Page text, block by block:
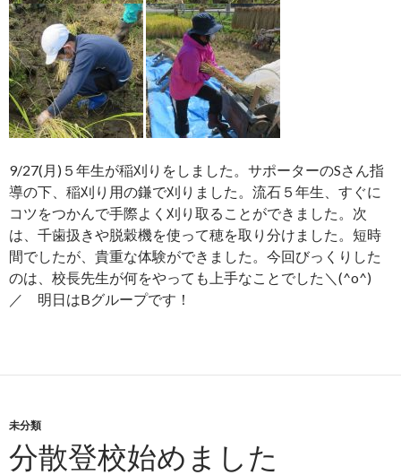
9/27(月)５年生が稲刈りをしました。サポーターのSさん指
導の下、稲刈り用の鎌で刈りました。流石５年生、すぐに
コツをつかんで手際よく刈り取ることができました。次
は、千歯扱きや脱穀機を使って穂を取り分けました。短時
間でしたが、貴重な体験ができました。今回びっくりした
のは、校長先生が何をやっても上手なことでした＼(^o^)
／ 明日はBグループです！
未分類
分散登校始めました